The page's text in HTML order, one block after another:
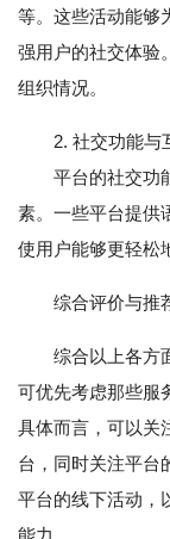
等。这些活动能够
强用户的社交体验
组织情况。
2. 社交功能与
平台的社交功能
素。一些平台提供
使用户能够更轻松
综合评价与推
综合以上各方
可优先考虑那些服
具体而言，可以关
台，同时关注平台
平台的线下活动，
能力。